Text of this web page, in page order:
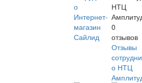
о
Интернет-
магазин
Сайлид
НТЦ
0
отзывов
Отзывы
о НТЦ